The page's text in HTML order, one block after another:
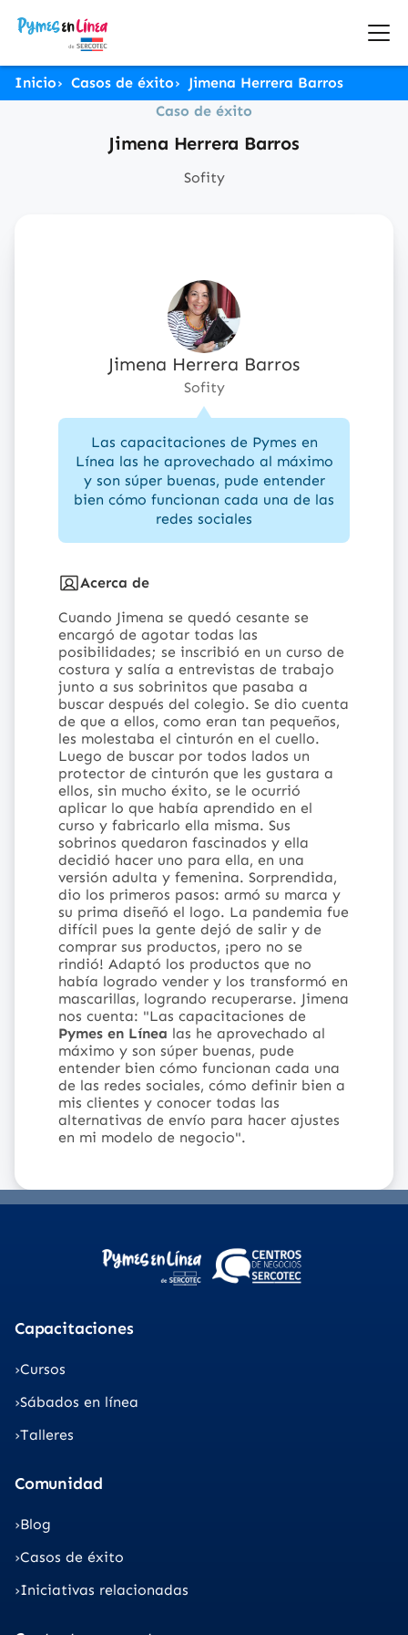
Inicio Casos de éxito
Jimena Herrera Barros
Caso de éxito
Jimena Herrera Barros
Sofity
Jimena Herrera Barros
Sofity
Las capacitaciones de Pymes en
Línea las he aprovechado al máximo
y son súper buenas, pude entender
bien cómo funcionan cada una de las
redes sociales
Acerca de
Cuando Jimena se quedó cesante se
encargó de agotar todas las
posibilidades; se inscribió en un curso de
costura y salía a entrevistas de trabajo
junto a sus sobrinitos que pasaba a
buscar después del colegio. Se dio cuenta
de que a ellos, como eran tan pequeños,
les molestaba el cinturón en el cuello.
Luego de buscar por todos lados un
protector de cinturón que les gustara a
ellos, sin mucho éxito, se le ocurrió
aplicar lo que había aprendido en el
curso y fabricarlo ella misma. Sus
sobrinos quedaron fascinados y ella
decidió hacer uno para ella, en una
versión adulta y femenina. Sorprendida,
dio los primeros pasos: armó su marca y
su prima diseñó el logo. La pandemia fue
difícil pues la gente dejó de salir y de
comprar sus productos, ¡pero no se
rindió! Adaptó los productos que no
había logrado vender y los transformó en
mascarillas, logrando recuperarse. Jimena
nos cuenta: "Las capacitaciones de
Pymes en Línea las he aprovechado al
máximo y son súper buenas, pude
entender bien cómo funcionan cada una
de las redes sociales, cómo definir bien a
mis clientes y conocer todas las
alternativas de envío para hacer ajustes
en mi modelo de negocio".
Capacitaciones
Cursos
Sábados en línea
Talleres
Comunidad
Blog
Casos de éxito
Iniciativas relacionadas